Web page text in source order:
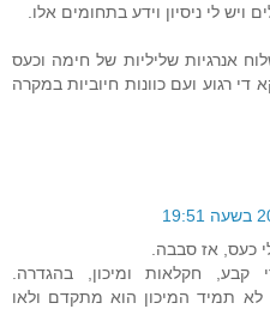
ויש לי ניסיון וידע בתחומים אלו.
אנרגיות שליליות של חימה וכעס
די רגוע ועם כוונות חיוביות במקרה
כעס, אז סבבה.
קבע, חקלאות ומיכון, בהגדרה.
לא תמיד המיכון הוא מתקדם ולאו